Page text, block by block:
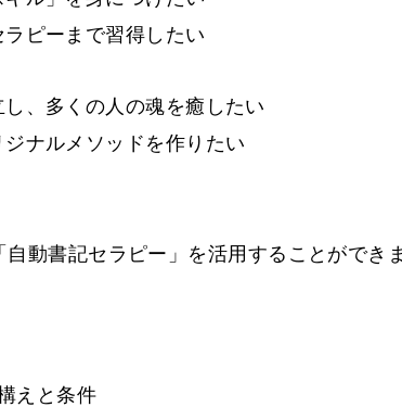
ピーまで習得したい
、多くの人の魂を癒したい
ナルメソッドを作りたい
動書記セラピー」を活用することができ
えと条件